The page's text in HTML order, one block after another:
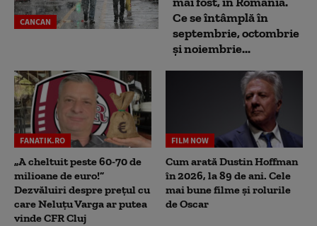
CANCAN
Ce se întâmplă în
septembrie, octombrie
și noiembrie...
FANATIK.RO
„A cheltuit peste 60-70 de
milioane de euro!”
Dezvăluiri despre prețul cu
care Neluțu Varga ar putea
vinde CFR Cluj
FILM NOW
Cum arată Dustin Hoffman
în 2026, la 89 de ani. Cele
mai bune filme și rolurile
de Oscar